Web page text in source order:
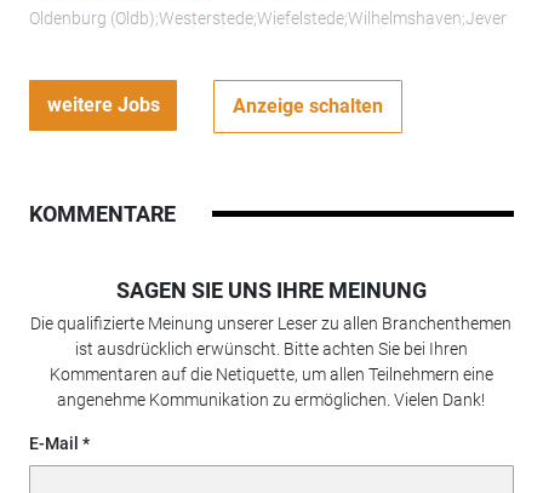
Oldenburg (Oldb);Westerstede;Wiefelstede;Wilhelmshaven;Jever
weitere Jobs Anzeige schalten
KOMMENTARE
SAGEN SIE UNS IHRE MEINUNG
Die qualifizierte Meinung unserer Leser zu allen Branchenthemen
ist ausdrücklich erwünscht. Bitte achten Sie bei Ihren
Kommentaren auf die Netiquette, um allen Teilnehmern eine
angenehme Kommunikation zu ermöglichen. Vielen Dank!
E-Mail